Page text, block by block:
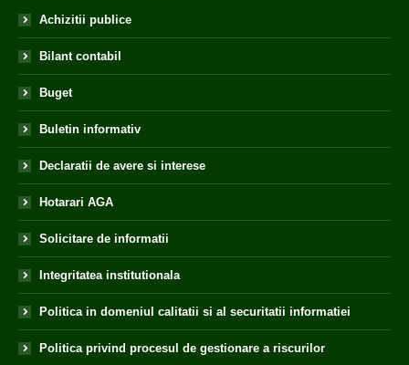
Achizitii publice
Bilant contabil
Buget
Buletin informativ
Declaratii de avere si interese
Hotarari AGA
Solicitare de informatii
Integritatea institutionala
Politica in domeniul calitatii si al securitatii informatiei
Politica privind procesul de gestionare a riscurilor